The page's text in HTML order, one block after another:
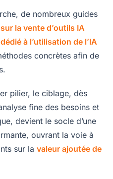
de nombreux guides
la vente d’outils IA
à l’utilisation de l’IA
concrètes afin de
pilier, le ciblage, dès
fine des besoins et
devient le socle d’une
ouvrant la voie à
sur la valeur ajoutée de